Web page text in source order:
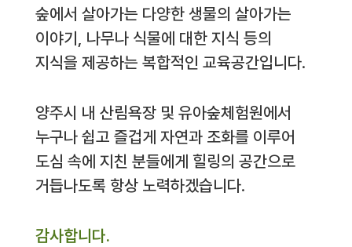
숲에서 살아가는 다양한 생물의 살아가는
이야기, 나무나 식물에 대한 지식 등의
지식을 제공하는 복합적인 교육공간입니다.
양주시 내 산림욕장 및 유아숲체험원에서
누구나 쉽고 즐겁게 자연과 조화를 이루어
도심 속에 지친 분들에게 힐링의 공간으로
거듭나도록 항상 노력하겠습니다.
감사합니다.